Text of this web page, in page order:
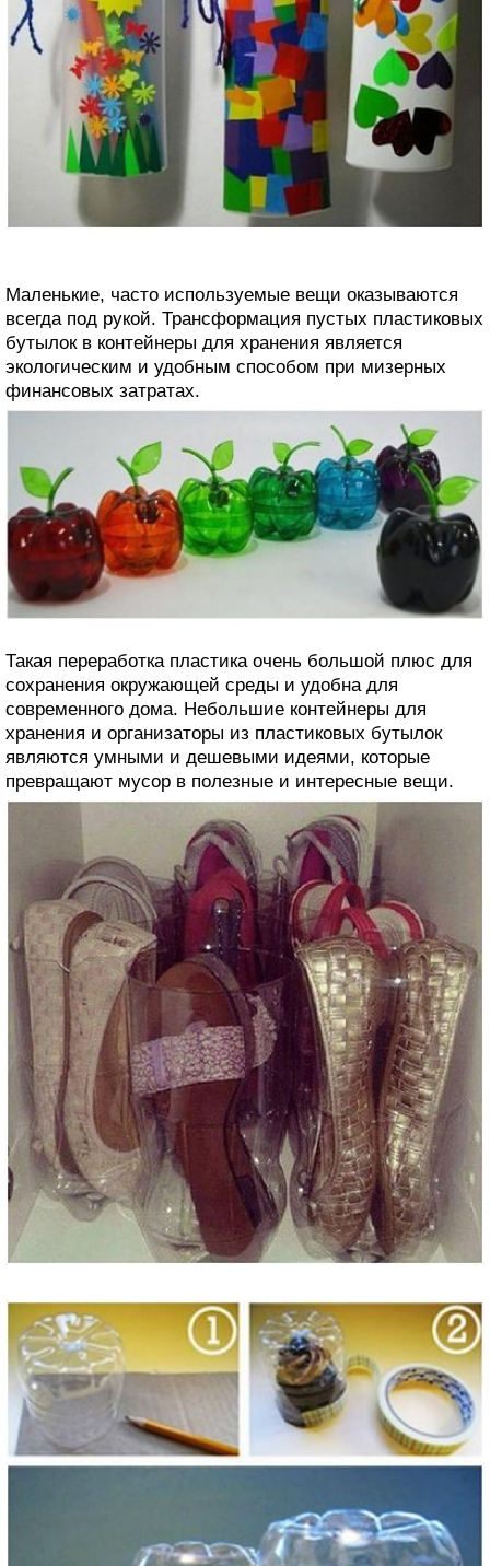
Маленькие, часто используемые вещи оказываются
всегда под рукой. Трансформация пустых пластиковых
бутылок в контейнеры для хранения является
экологическим и удобным способом при мизерных
финансовых затратах.
Такая переработка пластика очень большой плюс для
сохранения окружающей среды и удобна для
современного дома. Небольшие контейнеры для
хранения и организаторы из пластиковых бутылок
являются умными и дешевыми идеями, которые
превращают мусор в полезные и интересные вещи.